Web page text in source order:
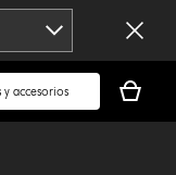
cesta
está